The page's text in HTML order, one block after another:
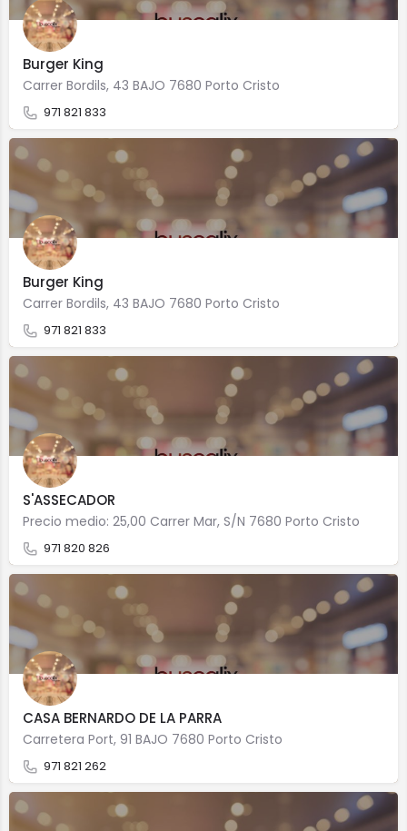
Burger King
Carrer Bordils, 43 BAJO 7680 Porto Cristo
971 821 833
Burger King
Carrer Bordils, 43 BAJO 7680 Porto Cristo
971 821 833
S'ASSECADOR
Precio medio: 25,00 Carrer Mar, S/N 7680 Porto Cristo
971 820 826
CASA BERNARDO DE LA PARRA
Carretera Port, 91 BAJO 7680 Porto Cristo
971 821 262